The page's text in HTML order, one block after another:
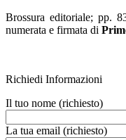
Brossura editoriale; pp.
numerata e firmata di
Richiedi Informazioni
Il tuo nome (richiesto)
La tua email (richiesto)